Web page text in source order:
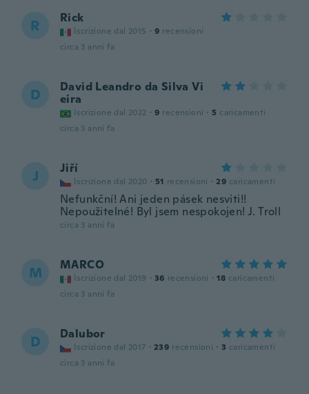
R Rick
Iscrizione dal 2015 · 9 recensioni
circa 3 anni fa
D
David Leandro da Silva Vi
eira
Iscrizione dal 2022 · 9 recensioni · 5 caricamenti
circa 3 anni fa
J Jiří
Iscrizione dal 2020 · 51 recensioni · 29 caricamenti
Nefunkční! Ani jeden pásek nesviti!!
Nepoužitelné! Byl jsem nespokojen! J. Troll
circa 3 anni fa
M MARCO
Iscrizione dal 2019 · 36 recensioni · 18 caricamenti
circa 3 anni fa
D Dalubor
Iscrizione dal 2017 · 239 recensioni · 3 caricamenti
circa 3 anni fa